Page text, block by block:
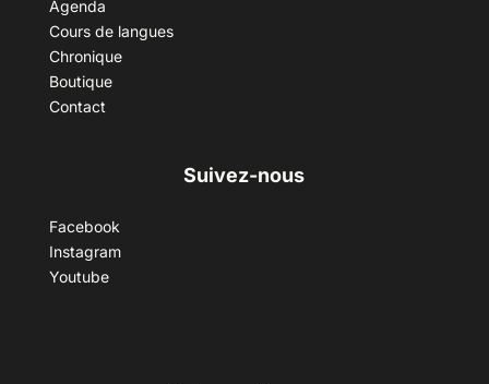
Agenda
Cours de langues
Chronique
Boutique
Contact
Suivez-nous
Facebook
Instagram
Youtube